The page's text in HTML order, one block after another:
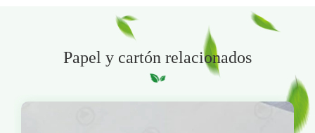
Papel y cartón relacionados